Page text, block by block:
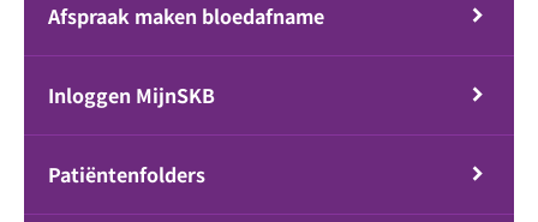
Afspraak maken bloedafname
Inloggen MijnSKB
Patiëntenfolders